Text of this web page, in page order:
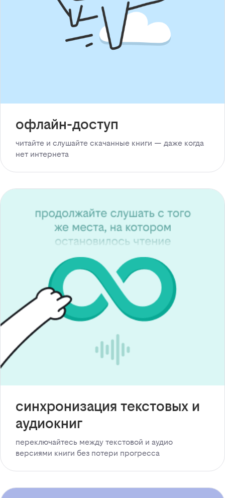
офлайн-доступ
читайте и слушайте скачанные книги — даже когда
нет интернета
синхронизация текстовых и
аудиокниг
переключайтесь между текстовой и аудио
версиями книги без потери прогресса